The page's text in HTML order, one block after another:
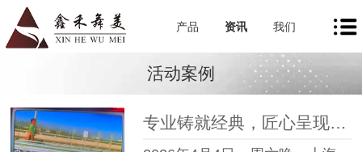
产品 资讯 我们
活动案例
专业铸就经典，匠心呈现天籁—鑫禾舞美助力陈明演唱会圆满落幕